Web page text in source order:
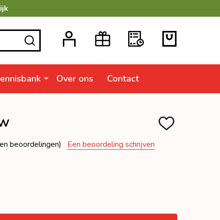
ZOEKEN
Over ons Contact
TOEVOEGEN
beoordelingen) Een beoordeling schrijven